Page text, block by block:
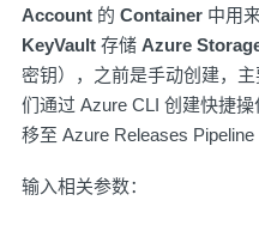
Account 的 Container 中用
KeyVault 存储 Azure
密钥），之前是手动创建，
们通过 Azure CLI 创建快捷
移至 Azure Releases Pipeline
输入相关参数：